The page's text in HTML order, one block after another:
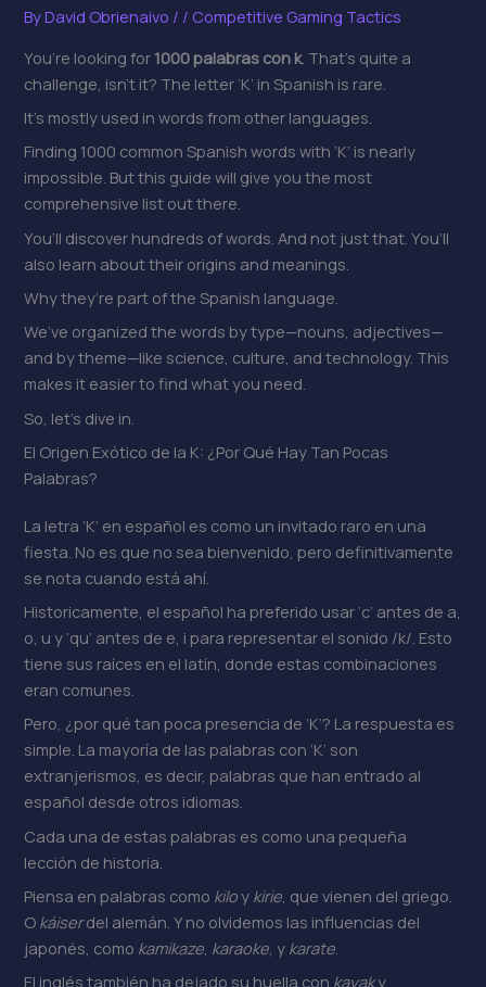
ByDavid Obrienaivo / / Competitive Gaming Tactics
You’re looking for 1000 palabras con k. That’s quite a
challenge, isn’t it? The letter ‘K’ in Spanish is rare.
It’s mostly used in words from other languages.
Finding 1000 common Spanish words with ‘K’ is nearly
impossible. But this guide will give you the most
comprehensive list out there.
You’ll discover hundreds of words. And not just that. You’ll
also learn about their origins and meanings.
Why they’re part of the Spanish language.
We’ve organized the words by type—nouns, adjectives—
and by theme—like science, culture, and technology. This
makes it easier to find what you need.
So, let’s dive in.
El Origen Exótico de la K: ¿Por Qué Hay Tan Pocas
Palabras?
La letra ‘K’ en español es como un invitado raro en una
fiesta. No es que no sea bienvenido, pero definitivamente
se nota cuando está ahí.
Historicamente, el español ha preferido usar ‘c’ antes de a,
o, u y ‘qu’ antes de e, i para representar el sonido /k/. Esto
tiene sus raíces en el latín, donde estas combinaciones
eran comunes.
Pero, ¿por qué tan poca presencia de ‘K’? La respuesta es
simple. La mayoría de las palabras con ‘K’ son
extranjerismos, es decir, palabras que han entrado al
español desde otros idiomas.
Cada una de estas palabras es como una pequeña
lección de historia.
Piensa en palabras como kilo y kirie , que vienen del griego.
O káiserdel alemán. Y no olvidemos las influencias del
japonés, como kamikaze karaoke , y karate
El inglés también ha dejado su huella con kayaky